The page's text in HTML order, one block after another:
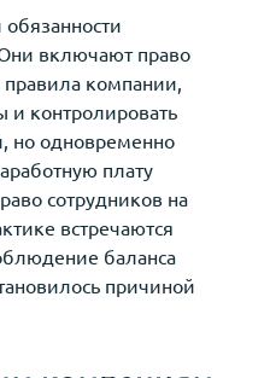
включают право
правила компании,
и контролировать
но одновременно
плату
сотрудников на
встречаются
баланса
причиной